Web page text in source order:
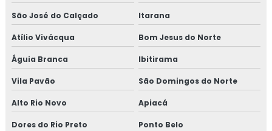
São José do Calçado Itarana
Atílio Vivácqua Bom Jesus do Norte
Águia Branca Ibitirama
Vila Pavão São Domingos do Norte
Alto Rio Novo Apiacá
Dores do Rio Preto Ponto Belo